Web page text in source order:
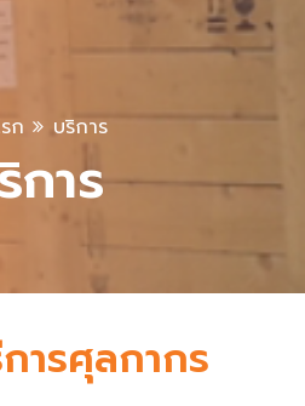
ก บริการ
การ
ารศุลกากร